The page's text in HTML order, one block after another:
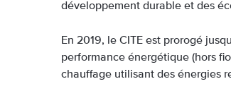
développement durable et des
En 2019, le CITE est prorogé
performance énergétique (hors
chauffage utilisant des énergies